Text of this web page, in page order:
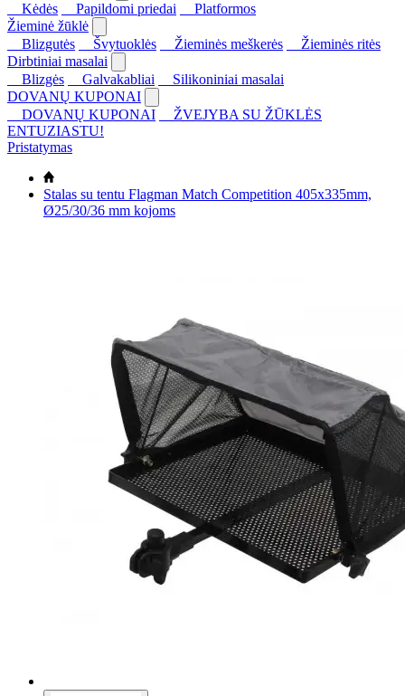
Kėdės
Papildomi priedai
Platformos
Žieminė žūklė
Blizgutės
Švytuoklės Žieminės meškerės
Žieminės ritės
Dirbtiniai masalai
Blizgės
Galvakabliai
Silikoniniai masalai
DOVANŲ KUPONAI
DOVANŲ KUPONAI
ŽVEJYBA SU ŽŪKLĖS
ENTUZIASTU!
Pristatymas
Stalas su tentu Flagman Match Competition 405x335mm,
Ø25/30/36 mm kojoms